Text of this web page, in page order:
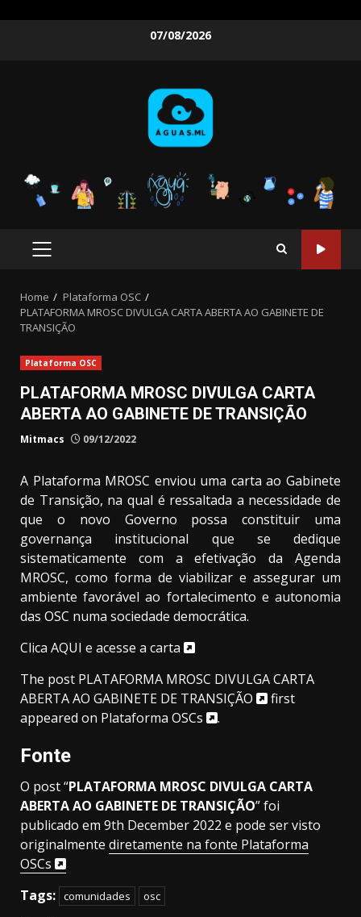
07/08/2026
PRIMARY
Home
Plataforma OSC
PLATAFORMA MROSC DIVULGA CARTA ABERTA AO GABINETE DE
TRANSIÇÃO
Plataforma OSC
PLATAFORMA MROSC DIVULGA CARTA
ABERTA AO GABINETE DE TRANSIÇÃO
Mitmacs 09/12/2022
A Plataforma MROSC enviou uma carta ao Gabinete
de Transição, na qual é ressaltada a necessidade de
que o novo Governo possa constituir uma
governança institucional que se dedique
sistematicamente com a efetivação da Agenda
MROSC, como forma de viabilizar e assegurar um
ambiente favorável ao fortalecimento e autonomia
das OSC numa sociedade democrática.
Clica AQUI e acesse a carta
The post PLATAFORMA MROSC DIVULGA CARTA
ABERTA AO GABINETE DE TRANSIÇÃO
first
appeared on Plataforma OSCs .
Fonte
O post “PLATAFORMA MROSC DIVULGA CARTA
ABERTA AO GABINETE DE TRANSIÇÃO” foi
publicado em 9th December 2022 e pode ser visto
originalmente diretamente na fonte Plataforma
OSCs
Tags: comunidades osc